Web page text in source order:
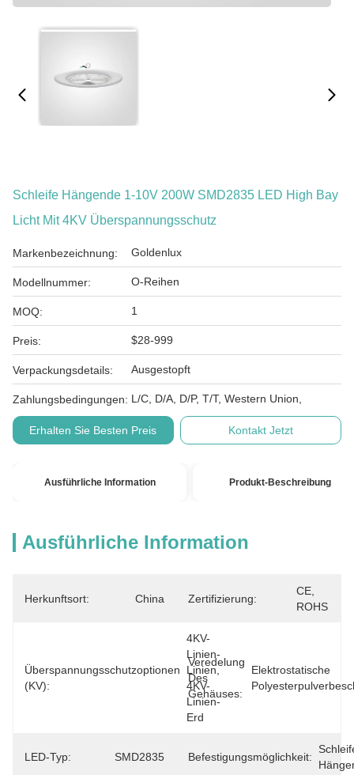
Schleife Hängende 1-10V 200W SMD2835 LED High Bay
Licht Mit 4KV Überspannungsschutz
Markenbezeichnung: Goldenlux
Modellnummer: O-Reihen
MOQ: 1
Preis: $28-999
Verpackungsdetails: Ausgestopft
Zahlungsbedingungen: L/C, D/A, D/P, T/T, Western Union,
Erhalten Sie Besten Preis Kontakt Jetzt
Ausführliche Information Produkt-Beschreibung
Ausführliche Information
Herkunftsort: China Zertifizierung:
CE,
ROHS
Überspannungsschutzoptionen
(kV):
4KV-
Linien-
Linien,
4KV-
Linien-
Erd
Veredelung
Des
Gehäuses:
Elektrostatische
LED-Typ: SMD2835 Befestigungsmöglichkeit: